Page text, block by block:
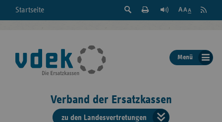
Startseite
Suche
der
Seite
Feed
Menü
Verband der Ersatzkassen
zu den Landesvertretungen